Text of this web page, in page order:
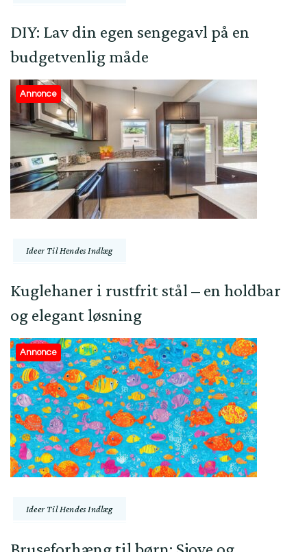
DIY: Lav din egen sengegavl på en
budgetvenlig måde
Annonce
Ideer Til Hendes Indlæg
Kuglehaner i rustfrit stål – en holdbar
og elegant løsning
Annonce
Ideer Til Hendes Indlæg